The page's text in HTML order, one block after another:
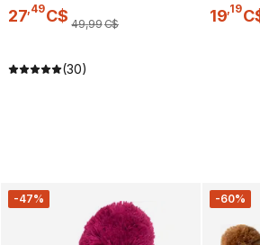
27 49C$ 49,99C$
(30)
19 19
-47% -60%